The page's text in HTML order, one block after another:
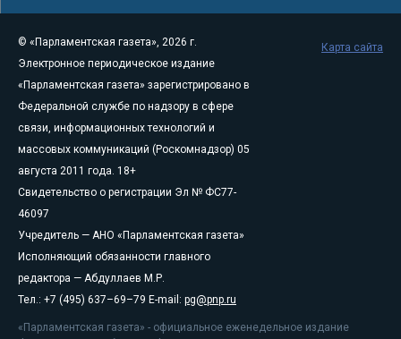
© «Парламентская газета», 2026 г.
Электронное периодическое издание
«Парламентская газета» зарегистрировано в
Федеральной службе по надзору в сфере
связи, информационных технологий и
массовых коммуникаций (Роскомнадзор) 05
августа 2011 года. 18+
Свидетельство о регистрации Эл № ФС77-
46097
Учредитель — АНО «Парламентская газета»
Исполняющий обязанности главного
редактора — Абдуллаев М.Р.
Тел.: +7 (495) 637–69–79 E-mail: pg@pnp.ru
«Парламентская газета» - официальное еженедельное издание
Карта сайта